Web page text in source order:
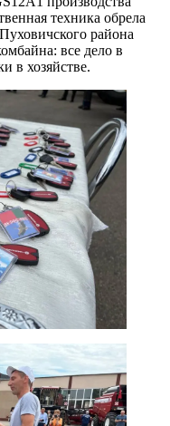
техника обрела
района
все дело в
в хозяйстве.